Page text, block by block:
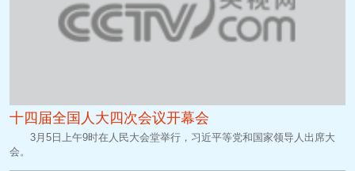
十四届全国人大四次会议开幕会
3月5日上午9时在人民大会堂举行，习近平等党和国家领导人出席大
会。